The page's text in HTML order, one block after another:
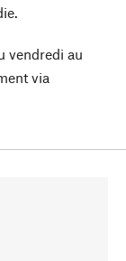
vendredi au
via